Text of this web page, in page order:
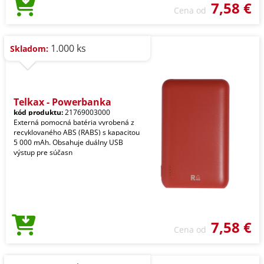
Cena od 7,58 €
Skladom: 1.000 ks
Telkax - Powerbanka
kód produktu:21769003000
Externá pomocná batéria vyrobená z
recyklovaného ABS (RABS) s kapacitou
5 000 mAh. Obsahuje duálny USB
výstup pre súčasn
Cena od 7,58 €